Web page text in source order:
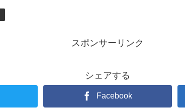
スポンサーリンク
シェアする
Facebook